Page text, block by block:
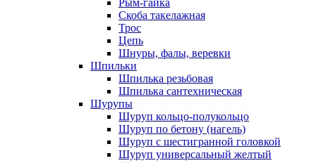
Рым-гайка
Скоба такелажная
Трос
Цепь
Шнуры, фалы, веревки
Шпильки
Шпилька резьбовая
Шпилька сантехническая
Шурупы
Шуруп кольцо-полукольцо
Шуруп по бетону (нагель)
Шуруп с шестигранной головкой
Шуруп универсальный желтый